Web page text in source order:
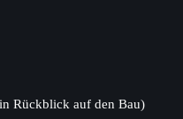
Rückblick auf den Bau)